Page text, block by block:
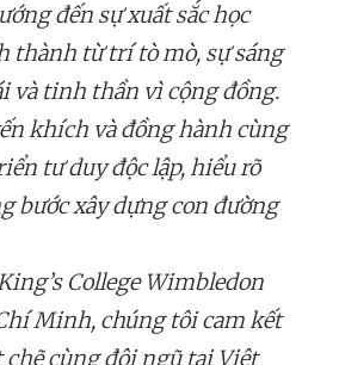
đến sự xuất sắc học
thành từ trí tò mò, sự sáng
và tinh thần vì cộng đồng.
khích và đồng hành cùng
tư duy độc lập, hiểu rõ
bước xây dựng con đường
College Wimbledon
Minh, chúng tôi cam kết
cùng đội ngũ tại Việt